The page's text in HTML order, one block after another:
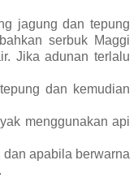
jagung dan tepung
serbuk Maggi
Jika adunan terlalu
dan kemudian
menggunakan api
apabila berwarna